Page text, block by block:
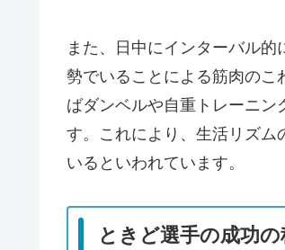
また、日中にインターバル
勢でいることによる筋肉のこ
ばダンベルや自重トレーニン
す。これにより、生活リズム
いるといわれています。
ときど選手の成功の